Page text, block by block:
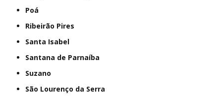
Poá
Ribeirão Pires
Santa Isabel
Santana de Parnaíba
Suzano
São Lourenço da Serra